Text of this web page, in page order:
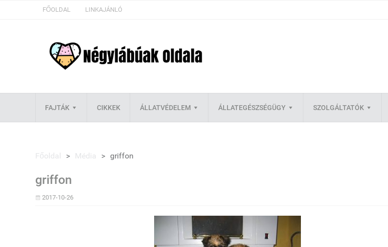
FŐOLDAL LINKAJÁNLÓ
FAJTÁK CIKKEK ÁLLATVÉDELEM ÁLLATEGÉSZSÉGÜGY SZOLGÁLTATÓK
Főoldal > Média > griffon
griffon
2017-10-26